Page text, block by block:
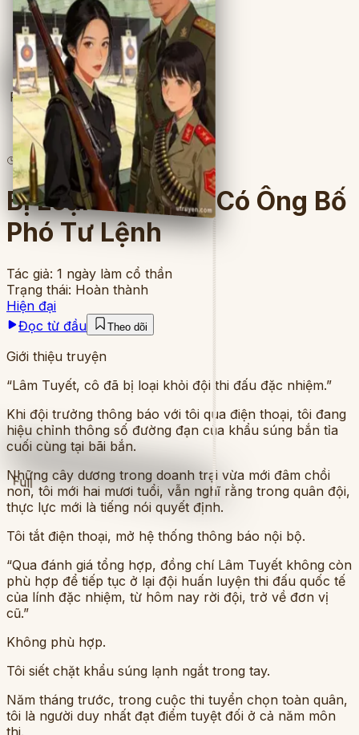
Full
Full
6 lượt đọc· 7chương
Bị Loại Vì Không Có Ông Bố
Phó Tư Lệnh
Tác giả: 1 ngày làm cổ thần
Trạng thái: Hoàn thành
Hiện đại
Đọc từ đầu
Theo dõi
Giới thiệu truyện
“Lâm Tuyết, cô đã bị loại khỏi đội thi đấu đặc nhiệm.”
Khi đội trưởng thông báo với tôi qua điện thoại, tôi đang
hiệu chỉnh thông số đường đạn của khẩu súng bắn tỉa
cuối cùng tại bãi bắn.
Những cây dương trong doanh trại vừa mới đâm chồi
non, tôi mới hai mươi tuổi, vẫn nghĩ rằng trong quân đội,
thực lực mới là tiếng nói quyết định.
Tôi tắt điện thoại, mở hệ thống thông báo nội bộ.
“Qua đánh giá tổng hợp, đồng chí Lâm Tuyết không còn
phù hợp để tiếp tục ở lại đội huấn luyện thi đấu quốc tế
của lính đặc nhiệm, từ hôm nay rời đội, trở về đơn vị
cũ.”
Không phù hợp.
Tôi siết chặt khẩu súng lạnh ngắt trong tay.
Năm tháng trước, trong cuộc thi tuyển chọn toàn quân,
tôi là người duy nhất đạt điểm tuyệt đối ở cả năm môn
thi.